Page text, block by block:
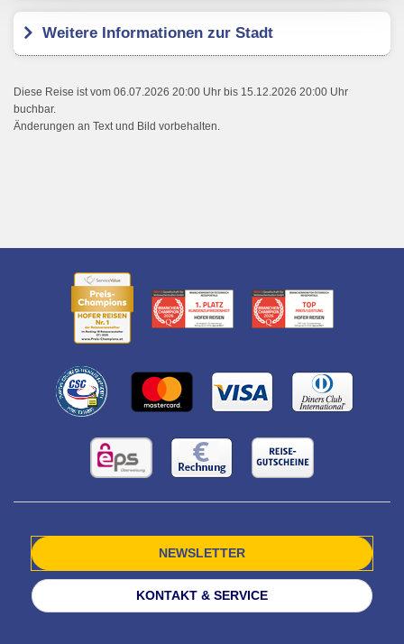
Weitere Informationen zur Stadt
Diese Reise ist vom 06.07.2026 20:00 Uhr bis 15.12.2026 20:00 Uhr
buchbar.
Änderungen an Text und Bild vorbehalten.
NEWSLETTER
KONTAKT & SERVICE